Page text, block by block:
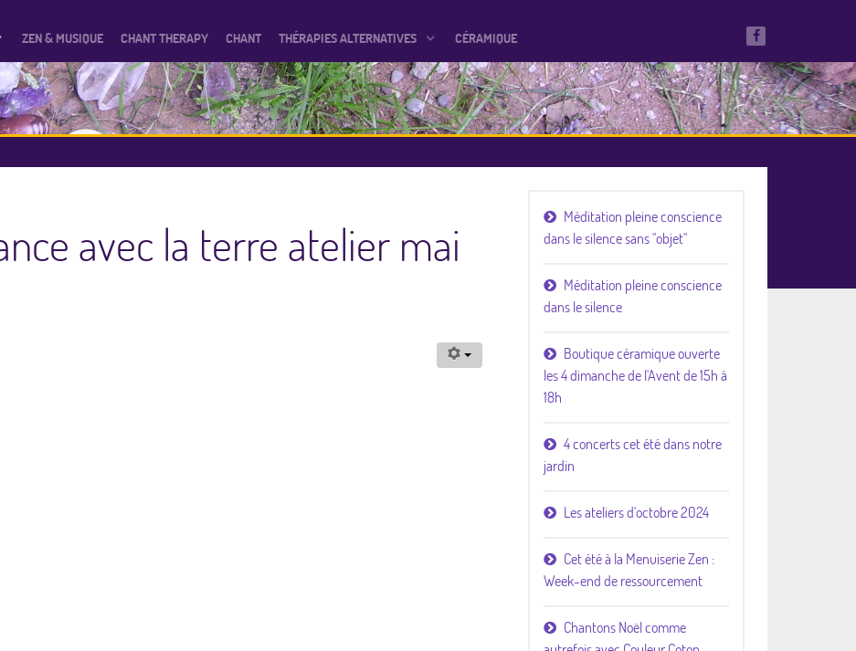
ZEN & MUSIQUE CHANT THERAPY CHANT THÉRAPIES ALTERNATIVES CÉRAMIQUE
avec la terre atelier mai
Méditation pleine conscience
dans le silence sans "objet"
Méditation pleine conscience
dans le silence
Boutique céramique ouverte
les 4 dimanche de l'Avent de 15h à
18h
4 concerts cet été dans notre
jardin
Les ateliers d'octobre 2024
Cet été à la Menuiserie Zen :
Week-end de ressourcement
Chantons Noël comme